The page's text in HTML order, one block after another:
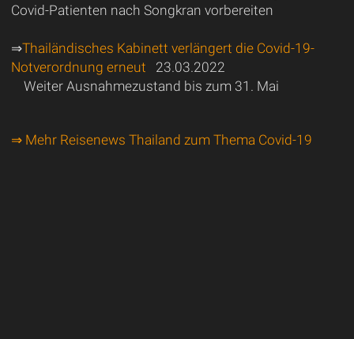
Covid-Patienten nach Songkran vorbereiten
⇒Thailändisches Kabinett verlängert die Covid-19-
Notverordnung erneut 23.03.2022
Weiter Ausnahmezustand bis zum 31. Mai
⇒ Mehr Reisenews Thailand zum Thema Covid-19